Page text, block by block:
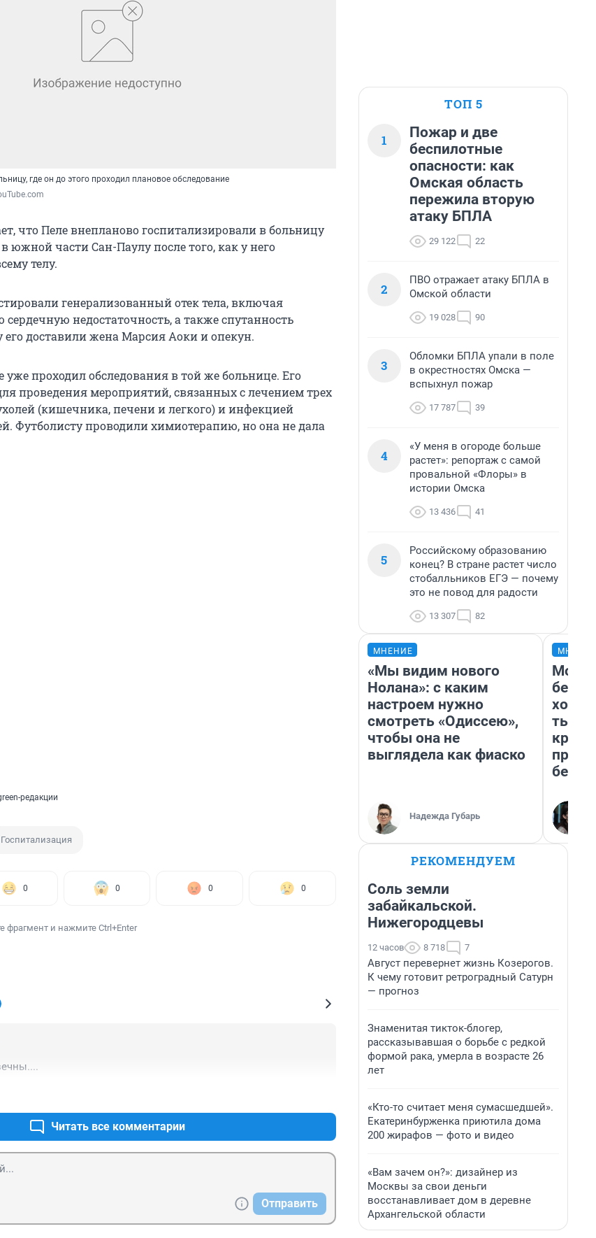
где он до этого проходил плановое обследование
что Пеле внепланово госпитализировали в больницу
южной части Сан-Паулу после того, как у него
телу.
генерализованный отек тела, включая
недостаточность, а также спутанность
его доставили жена Марсия Аоки и опекун.
уже проходил обследования в той же больнице. Его
проведения мероприятий, связанных с лечением трех
(кишечника, печени и легкого) и инфекцией
Футболисту проводили химиотерапию, но она не дала
редакции
Госпитализация
0 0 0 0
фрагмент и нажмите Ctrl+Enter
Читать все комментарии
Отправить
ТОП 5
1
Пожар и две
беспилотные
опасности: как
Омская область
пережила вторую
атаку БПЛА
29 122 22
2
ПВО отражает атаку БПЛА в
Омской области
19 028 90
3
Обломки БПЛА упали в поле
в окрестностях Омска —
вспыхнул пожар
17 787 39
4
«У меня в огороде больше
растет»: репортаж с самой
провальной «Флоры» в
истории Омска
13 436 41
5
Российскому образованию
конец? В стране растет число
стобалльников ЕГЭ — почему
это не повод для радости
13 307 82
МНЕНИЕ
«Мы видим нового
Нолана»: с каким
настроем нужно
смотреть «Одиссею»,
чтобы она не
выглядела как фиаско
Надежда Губарь
Мой
РЕКОМЕНДУЕМ
Соль земли
забайкальской.
Нижегородцевы
12 часов 8 718 7
Август перевернет жизнь Козерогов.
К чему готовит ретроградный Сатурн
— прогноз
Знаменитая тикток-блогер,
рассказывавшая о борьбе с редкой
формой рака, умерла в возрасте 26
лет
«Кто-то считает меня сумасшедшей».
Екатеринбурженка приютила дома
200 жирафов — фото и видео
«Вам зачем он?»: дизайнер из
Москвы за свои деньги
восстанавливает дом в деревне
Архангельской области